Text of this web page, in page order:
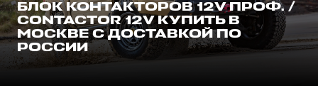
БЛОК КОНТАКТОРОВ 12V ПРОФ. /
CONTACTOR 12V КУПИТЬ В
МОСКВЕ С ДОСТАВКОЙ ПО
РОССИИ